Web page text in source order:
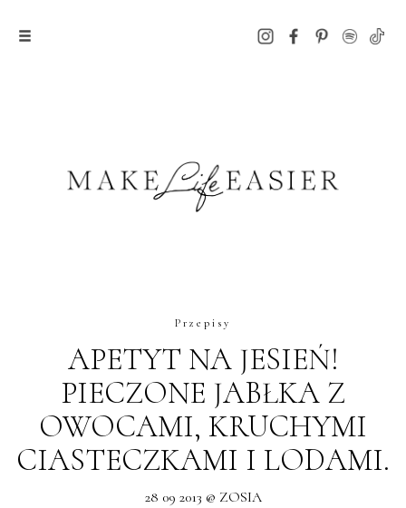
Przepisy
APETYT NA JESIEŃ!
PIECZONE JABŁKA Z
OWOCAMI, KRUCHYMI
CIASTECZKAMI I LODAMI.
28 09 2013 @ ZOSIA